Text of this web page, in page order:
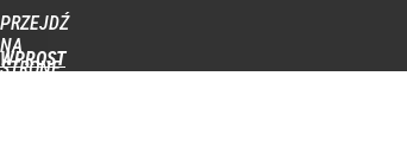
PRZEJDŹ
NA
STRONĘ
WPROST